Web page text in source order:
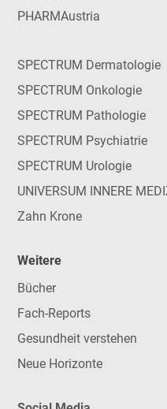
PHARMAustria
SPECTRUM Dermatologie
SPECTRUM Onkologie
SPECTRUM Pathologie
SPECTRUM Psychiatrie
SPECTRUM Urologie
UNIVERSUM INNERE
Zahn Krone
Weitere
Bücher
Fach-Reports
Gesundheit verstehen
Neue Horizonte